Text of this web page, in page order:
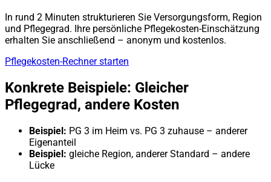
In rund 2 Minuten strukturieren Sie Versorgungsform, Region
und Pflegegrad. Ihre persönliche Pflegekosten-Einschätzung
erhalten Sie anschließend – anonym und kostenlos.
Pflegekosten-Rechner starten
Konkrete Beispiele: Gleicher
Pflegegrad, andere Kosten
Beispiel: PG 3 im Heim vs. PG 3 zuhause – anderer
Eigenanteil
Beispiel: gleiche Region, anderer Standard – andere
Lücke